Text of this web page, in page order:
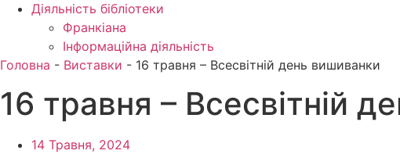
Діяльність бібліотеки
Франкіана
Інформаційна діяльність
Головна - Виставки - 16 травня – Всесвітній день вишиванки
16 травня – Всесвітній
14 Травня, 2024